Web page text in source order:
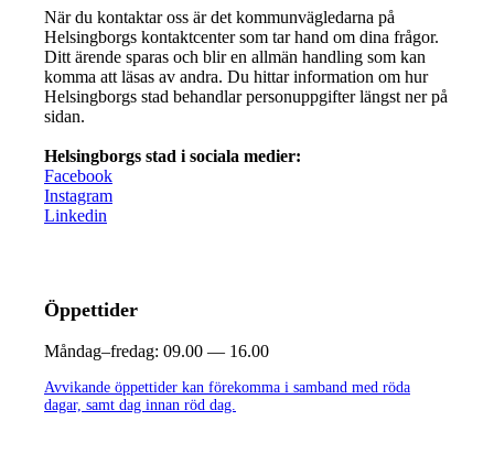
När du kontaktar oss är det kommunvägledarna på
Helsingborgs kontaktcenter som tar hand om dina frågor.
Ditt ärende sparas och blir en allmän handling som kan
komma att läsas av andra. Du hittar information om hur
Helsingborgs stad behandlar personuppgifter längst ner på
sidan.
Helsingborgs stad i sociala medier:
Facebook
Instagram
Linkedin
Öppettider
Måndag–fredag: 09.00 — 16.00
Avvikande öppettider kan förekomma i samband med röda
dagar, samt dag innan röd dag.